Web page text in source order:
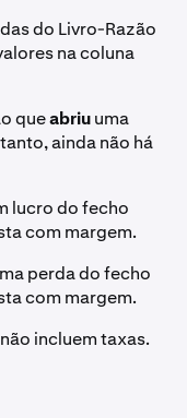
do Livro-Razão
na coluna
queabriuuma
ainda não há
lucro do fecho
com margem.
perda do fecho
com margem.
incluem taxas.